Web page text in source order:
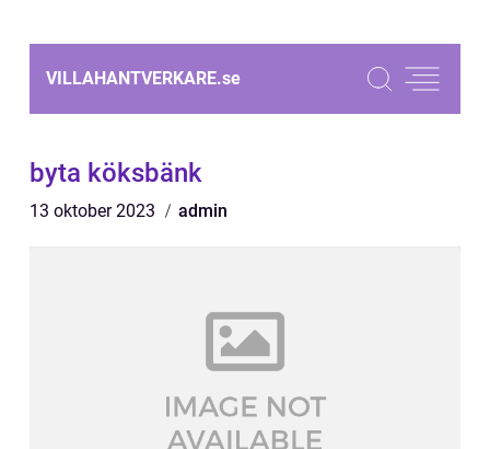
VILLAHANTVERKARE.se
byta köksbänk
13 oktober 2023 admin